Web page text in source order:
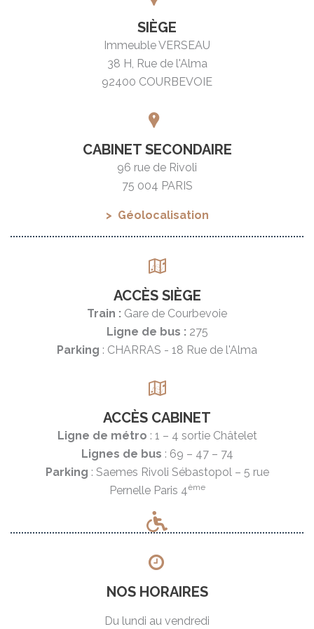
SIÈGE
Immeuble VERSEAU
38 H, Rue de l'Alma
92400 COURBEVOIE
CABINET SECONDAIRE
96 rue de Rivoli
75 004 PARIS
Géolocalisation
ACCÈS SIÈGE
Train : Gare de Courbevoie
Ligne de bus :275
Parking : CHARRAS - 18 Rue de l'Alma
ACCÈS CABINET
Ligne de métro : 1 – 4 sortie Châtelet
Lignes de bus : 69 – 47 – 74
Parking : Saemes Rivoli Sébastopol – 5 rue
Pernelle Paris 4ème
NOS HORAIRES
Du lundi au vendredi